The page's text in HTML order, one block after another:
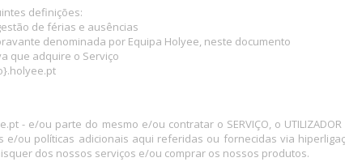
definições:
de férias e ausências
denominada por Equipa Holyee, neste documento
que adquire o Serviço
- e/ou parte do mesmo e/ou contratar o SERVIÇO, o
ou políticas adicionais aqui referidas ou fornecidas via
dos nossos serviços e/ou comprar os nossos produtos.